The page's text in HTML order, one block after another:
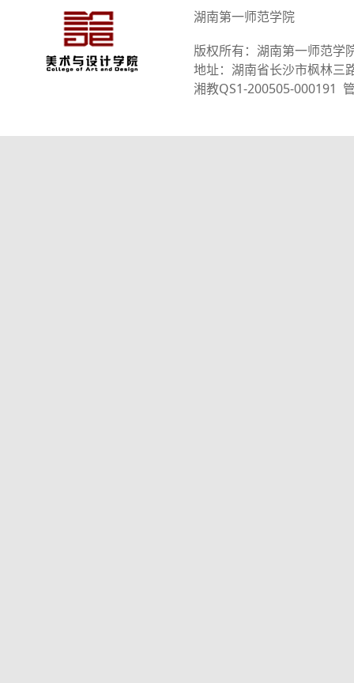
湖南第一师范学院
版权所有：湖南第一师范学
地址：湖南省长沙市枫林
湘教QS1-200505-000191